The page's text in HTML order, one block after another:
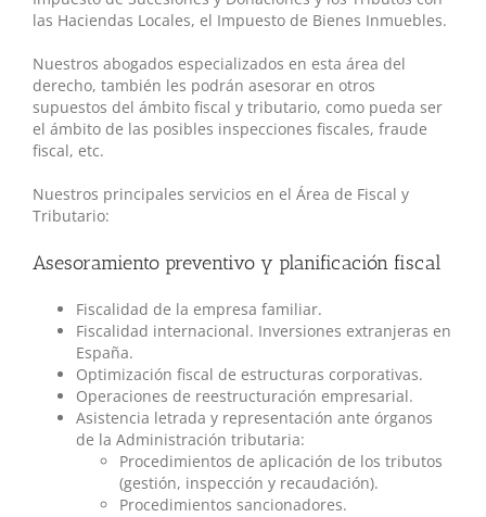
las Haciendas Locales, el Impuesto de Bienes Inmuebles.
Nuestros abogados especializados en esta área del
derecho, también les podrán asesorar en otros
supuestos del ámbito fiscal y tributario, como pueda ser
el ámbito de las posibles inspecciones fiscales, fraude
fiscal, etc.
Nuestros principales servicios en el Área de Fiscal y
Tributario:
Asesoramiento preventivo y planificación fiscal
Fiscalidad de la empresa familiar.
Fiscalidad internacional. Inversiones extranjeras en
España.
Optimización fiscal de estructuras corporativas.
Operaciones de reestructuración empresarial.
Asistencia letrada y representación ante órganos
de la Administración tributaria:
Procedimientos de aplicación de los tributos
(gestión, inspección y recaudación).
Procedimientos sancionadores.